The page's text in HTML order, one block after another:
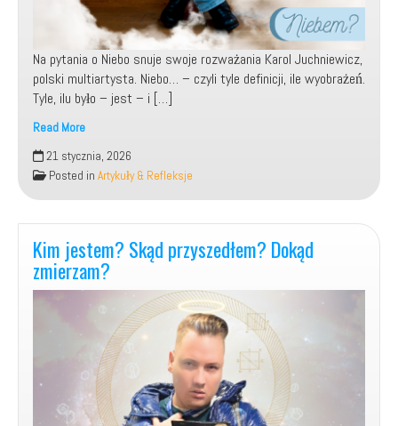
Na pytania o Niebo snuje swoje rozważania Karol Juchniewicz,
polski multiartysta. Niebo… – czyli tyle definicji, ile wyobrażeń.
Tyle, ilu było – jest – i […]
Read More
Jak
to
jest
z
tym
Niebem?
21 stycznia, 2026
Posted in Artykuły & Refleksje
Kim jestem? Skąd przyszedłem? Dokąd
zmierzam?